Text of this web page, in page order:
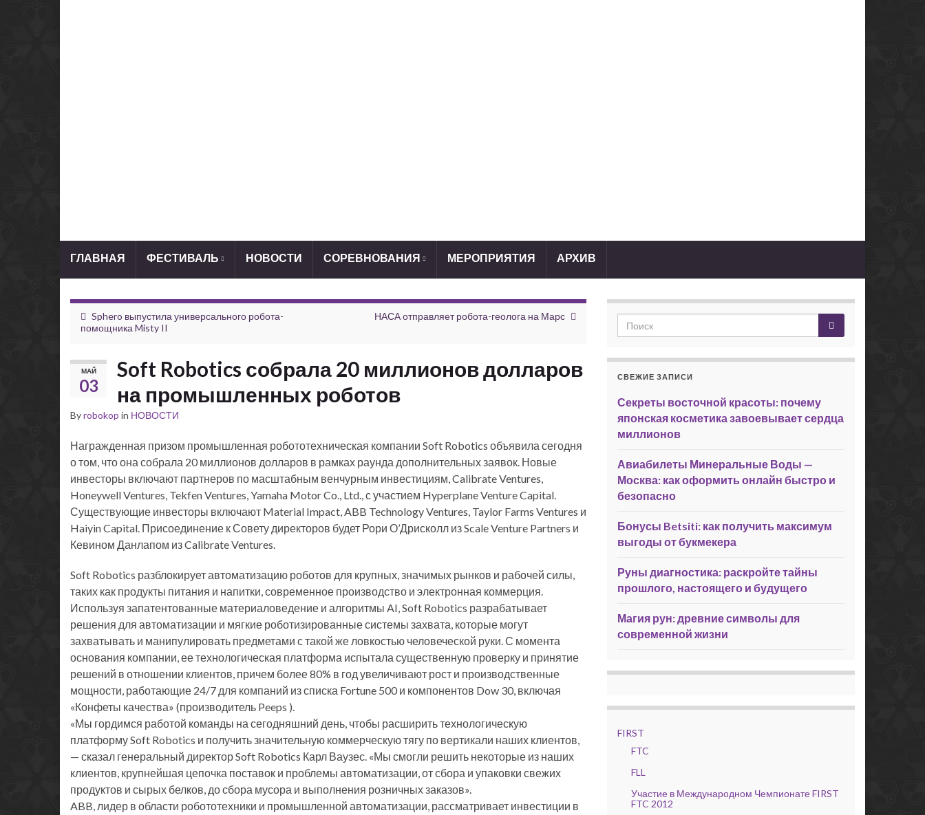
ГЛАВНАЯ ФЕСТИВАЛЬ НОВОСТИ СОРЕВНОВАНИЯ МЕРОПРИЯТИЯ АРХИВ
Sphero выпустила универсального робота-
помощника Misty II
НАСА отправляет робота-геолога на Марс
МАЙ
03
Soft Robotics собрала 20 миллионов долларов
на промышленных роботов
Byrobokop in НОВОСТИ
Награжденная призом промышленная робототехническая компании Soft Robotics объявила сегодня
о том, что она собрала 20 миллионов долларов в рамках раунда дополнительных заявок. Новые
инвесторы включают партнеров по масштабным венчурным инвестициям, Calibrate Ventures,
Honeywell Ventures, Tekfen Ventures, Yamaha Motor Co., Ltd., с участием Hyperplane Venture Capital.
Существующие инвесторы включают Material Impact, ABB Technology Ventures, Taylor Farms Ventures и
Haiyin Capital. Присоединение к Совету директоров будет Рори О’Дрисколл из Scale Venture Partners и
Кевином Данлапом из Calibrate Ventures.
Soft Robotics разблокирует автоматизацию роботов для крупных, значимых рынков и рабочей силы,
таких как продукты питания и напитки, современное производство и электронная коммерция.
Используя запатентованные материаловедение и алгоритмы AI, Soft Robotics разрабатывает
решения для автоматизации и мягкие роботизированные системы захвата, которые могут
захватывать и манипулировать предметами с такой же ловкостью человеческой руки. С момента
основания компании, ее технологическая платформа испытала существенную проверку и принятие
решений в отношении клиентов, причем более 80% в год увеличивают рост и производственные
мощности, работающие 24/7 для компаний из списка Fortune 500 и компонентов Dow 30, включая
«Конфеты качества» (производитель Peeps ).
«Мы гордимся работой команды на сегодняшний день, чтобы расширить технологическую
платформу Soft Robotics и получить значительную коммерческую тягу по вертикали наших клиентов,
— сказал генеральный директор Soft Robotics Карл Ваузес. «Мы смогли решить некоторые из наших
клиентов, крупнейшая цепочка поставок и проблемы автоматизации, от сбора и упаковки свежих
продуктов и сырых белков, до сбора мусора и выполнения розничных заказов».
ABB, лидер в области робототехники и промышленной автоматизации, рассматривает инвестиции в
СВЕЖИЕ ЗАПИСИ
Секреты восточной красоты: почему
японская косметика завоевывает сердца
миллионов
Авиабилеты Минеральные Воды —
Москва: как оформить онлайн быстро и
безопасно
Бонусы Betsiti: как получить максимум
выгоды от букмекера
Руны диагностика: раскройте тайны
прошлого, настоящего и будущего
Магия рун: древние символы для
современной жизни
FIRST
FTC
FLL
Участие в Международном Чемпионате FIRST
FTC 2012